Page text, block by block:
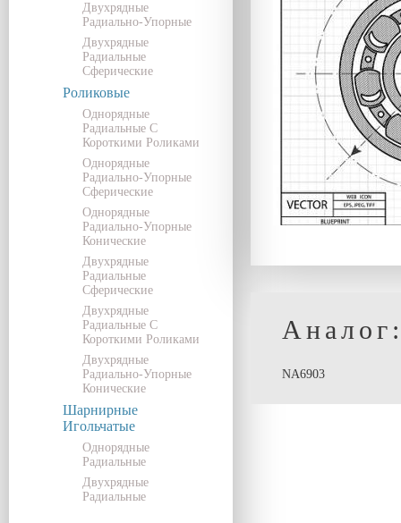
Двухрядные
Радиально-Упорные
Двухрядные
Радиальные
Сферические
Роликовые
Однорядные
Радиальные С
Короткими Роликами
Однорядные
Радиально-Упорные
Сферические
Однорядные
Радиально-Упорные
Конические
Двухрядные
Радиальные
Сферические
Двухрядные
Радиальные С
Короткими Роликами
Двухрядные
Радиально-Упорные
Конические
Шарнирные
Игольчатые
Однорядные
Радиальные
Двухрядные
Радиальные
NA6903